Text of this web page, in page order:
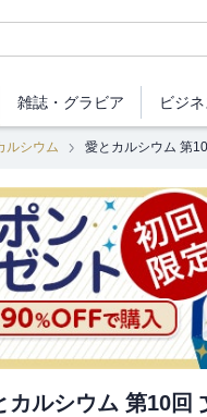
雑誌・ グラビア ビジネ
ルシウム 愛とカルシウム 第
カルシウム 第10回